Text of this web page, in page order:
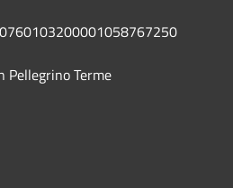
Pellegrino Terme